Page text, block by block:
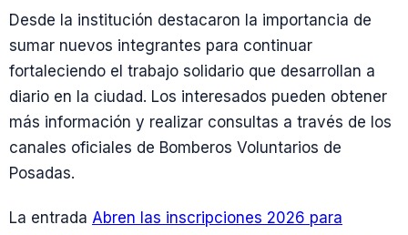
Desde la institución destacaron la importancia de
sumar nuevos integrantes para continuar
fortaleciendo el trabajo solidario que desarrollan a
diario en la ciudad. Los interesados pueden obtener
más información y realizar consultas a través de los
canales oficiales de Bomberos Voluntarios de
Posadas.
La entrada Abren las inscripciones 2026 para